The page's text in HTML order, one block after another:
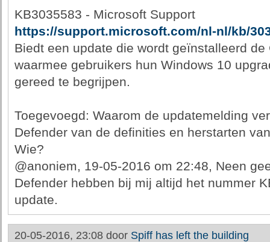
KB3035583 - Microsoft Support
https://support.microsoft.com/nl-nl/kb/
Biedt een update die wordt geïnstalleerd de
waarmee gebruikers hun Windows 10
gereed te begrijpen.
Toegevoegd: Waarom de updatemelding
Defender van de definities en herstarten
Wie?
@anoniem, 19-05-2016 om 22:48, Neen
Defender hebben bij mij altijd het nummer
update.
20-05-2016, 23:08 door Spiff has left the building